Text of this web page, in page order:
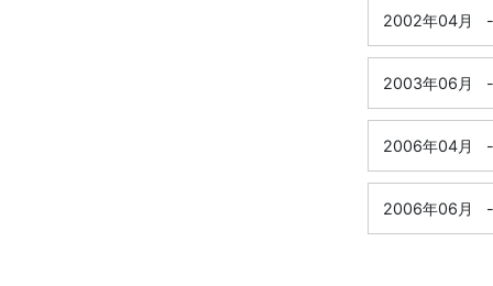
2002年04月 -
2003年06月 -
2006年04月 -
2006年06月 -